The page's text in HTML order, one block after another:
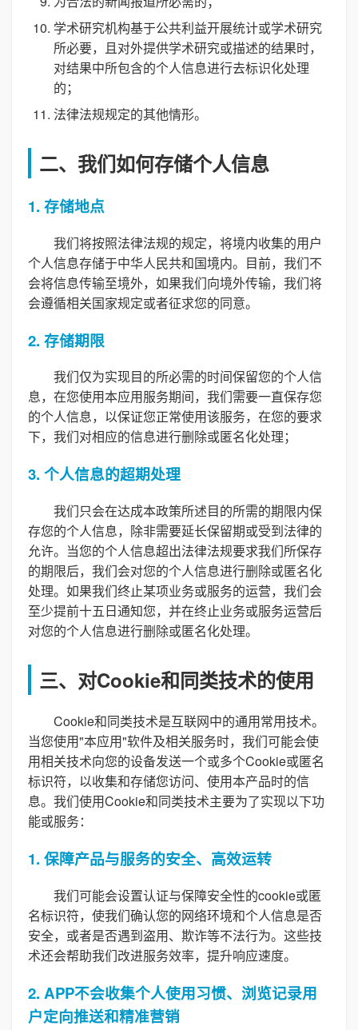
学术研究机构基于公共利益开展统计或学术研究
所必要，且对外提供学术研究或描述的结果时，
对结果中所包含的个人信息进行去标识化处理
的；
法律法规规定的其他情形。
二、我们如何存储个人信息
1. 存储地点
我们将按照法律法规的规定，将境内收集的用户
个人信息存储于中华人民共和国境内。目前，我们不
会将信息传输至境外，如果我们向境外传输，我们将
会遵循相关国家规定或者征求您的同意。
2. 存储期限
我们仅为实现目的所必需的时间保留您的个人信
息，在您使用本应用服务期间，我们需要一直保存您
的个人信息，以保证您正常使用该服务，在您的要求
下，我们对相应的信息进行删除或匿名化处理；
3. 个人信息的超期处理
我们只会在达成本政策所述目的所需的期限内保
存您的个人信息，除非需要延长保留期或受到法律的
允许。当您的个人信息超出法律法规要求我们所保存
的期限后，我们会对您的个人信息进行删除或匿名化
处理。如果我们终止某项业务或服务的运营，我们会
至少提前十五日通知您，并在终止业务或服务运营后
对您的个人信息进行删除或匿名化处理。
三、对Cookie和同类技术的使用
Cookie和同类技术是互联网中的通用常用技术。
当您使用"本应用"软件及相关服务时，我们可能会使
用相关技术向您的设备发送一个或多个Cookie或匿名
标识符，以收集和存储您访问、使用本产品时的信
息。我们使用Cookie和同类技术主要为了实现以下功
能或服务：
1. 保障产品与服务的安全、高效运转
我们可能会设置认证与保障安全性的cookie或匿
名标识符，使我们确认您的网络环境和个人信息是否
安全，或者是否遇到盗用、欺诈等不法行为。这些技
术还会帮助我们改进服务效率，提升响应速度。
2. APP不会收集个人使用习惯、浏览记录用
户定向推送和精准营销